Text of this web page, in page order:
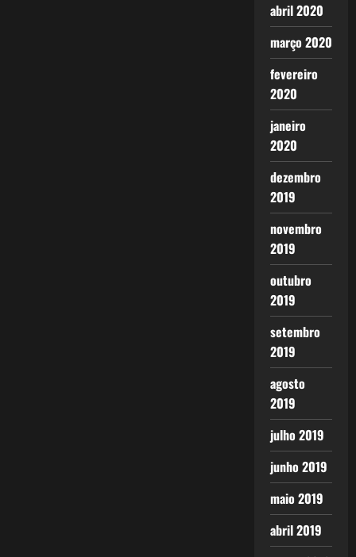
abril 2020
março 2020
fevereiro
2020
janeiro
2020
dezembro
2019
novembro
2019
outubro
2019
setembro
2019
agosto
2019
julho 2019
junho 2019
maio 2019
abril 2019